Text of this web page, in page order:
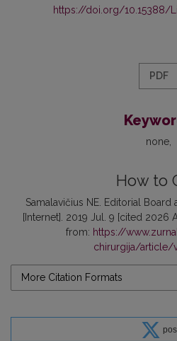
https://doi.org/10.15388/
PDF
none
How to
Samalavičius NE. Editorial
[Internet]. 2019 Jul. 9 [cited 2026
from: https://
chirurgija/article/
More Citation Formats